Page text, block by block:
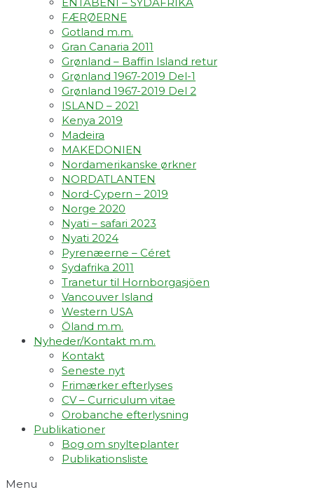
FÆRØERNE
Gotland m.m.
Gran Canaria 2011
Grønland – Baffin Island retur
Grønland 1967-2019 Del-1
Grønland 1967-2019 Del 2
ISLAND – 2021
Kenya 2019
Madeira
MAKEDONIEN
Nordamerikanske ørkner
NORDATLANTEN
Nord-Cypern – 2019
Norge 2020
Nyati – safari 2023
Nyati 2024
Pyrenæerne – Céret
Sydafrika 2011
Tranetur til Hornborgasjöen
Vancouver Island
Western USA
Öland m.m.
Nyheder/Kontakt m.m.
Kontakt
Seneste nyt
Frimærker efterlyses
CV – Curriculum vitae
Orobanche efterlysning
Publikationer
Bog om snylteplanter
Publikationsliste
Menu